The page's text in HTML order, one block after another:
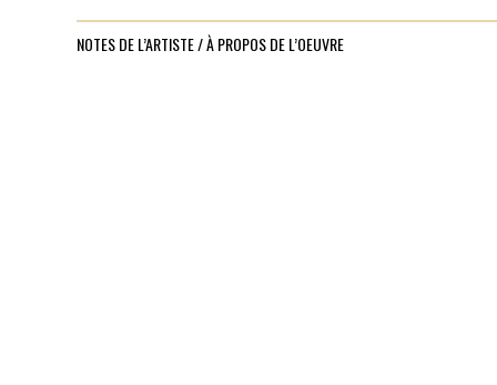
NOTES DE L’ARTISTE / À PROPOS DE L’OEUVRE